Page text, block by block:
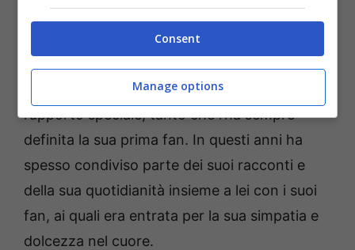
De Martino aveva con nonna Elena un
rapporto speciale, tanto che l’ha sempre
definita la sua prima fan. In questi anni ha
spesso condiviso parte dei suoi racconti e
della sua quotidianità insieme a lei con i suoi
fan, ai quali era entrata per la sua simpatia e
dolcezza nel cuore.
Consent
Manage options